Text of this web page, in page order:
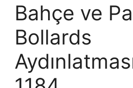
Bahçe ve
Bollards